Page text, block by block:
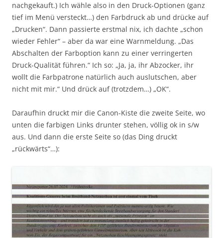
nachgekauft.) Ich wähle also in den Druck-Optionen (ganz
tief im Menü versteckt…) den Farbdruck ab und drücke auf
„Drucken“. Dann passierte erstmal nix, ich dachte „schon
wieder Fehler“ – aber da war eine Warnmeldung. „Das
Abschalten der Farboption kann zu einer verringerten
Druck-Qualität führen.“ Ich so: „Ja, ja, ihr Abzocker, ihr
wollt die Farbpatrone natürlich auch auslutschen, aber
nicht mit mir.“ Und drück auf (trotzdem…) „OK“.
Daraufhin druckt mir die Canon-Kiste die zweite Seite, wo
unten die farbigen Links drunter stehen, völlig ok in s/w
aus. Und dann die erste Seite so (das Ding druckt
„rückwärts“…):